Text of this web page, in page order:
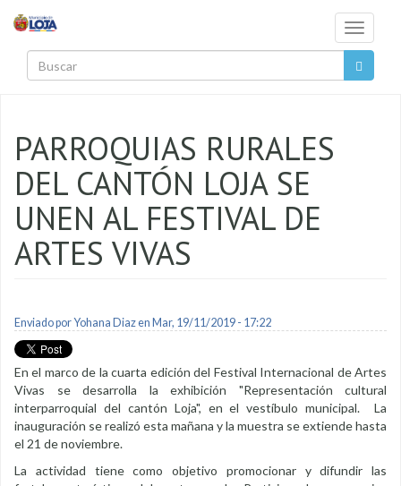
Toggle
PARROQUIAS RURALES
DEL CANTÓN LOJA SE
UNEN AL FESTIVAL DE
ARTES VIVAS
Enviado porYohana Diazen Mar, 19/11/2019 - 17:22
En el marco de la cuarta edición del Festival Internacional de Artes
Vivas se desarrolla la exhibición "Representación cultural
interparroquial del cantón Loja", en el vestíbulo municipal. La
inauguración se realizó esta mañana y la muestra se extiende hasta
el 21 de noviembre.
La actividad tiene como objetivo promocionar y difundir las